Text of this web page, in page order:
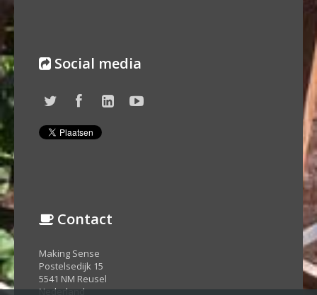
Social media
Contact
Making Sense
Postelsedijk 15
5541 NM Reusel
Nederland